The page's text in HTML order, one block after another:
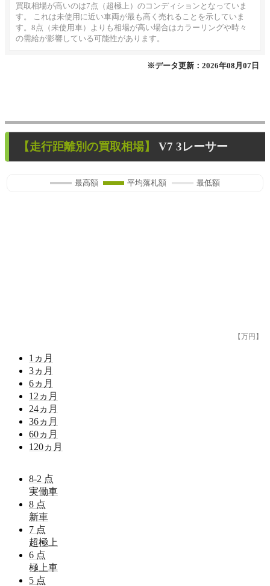
買取相場が高いのは7点（超極上）のコンディションとなっていま
す。 これは未使用に近い車両が最も高く売れることを示していま
す。8点（未使用車）よりも相場が高い場合はカラーリングや時々
の需給が影響している可能性があります。
※データ更新：2026年08月07日
【走行距離別の買取相場】 V7 3レーサー
最高額 平均落札額 最低額
【万円】
1 ヵ月
3ヵ月
6ヵ月
12 ヵ月
24ヵ月
36ヵ月
60ヵ月
120ヵ月
8-2 点
実働車
8 点
新車
7 点
超極上
6 点
極上車
5 点